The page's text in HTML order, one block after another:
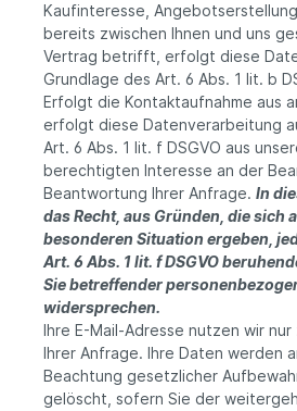
Kaufinteresse,
bereits zwischen Ihnen und uns
Vertrag betrifft, erfolgt diese
Grundlage des Art. 6 Abs. 1 lit. b
Erfolgt die Kontaktaufnahme aus
erfolgt diese Datenverarbeitung
Art. 6 Abs. 1 lit. f DSGVO aus
berechtigten Interesse an der
Beantwortung Ihrer Anfrage. In
das Recht, aus Gründen, die sich
besonderen Situation ergeben,
Art. 6 Abs. 1 lit. f DSGVO
Sie betreffender
widersprechen.
Ihre E-Mail-Adresse nutzen wir
Ihrer Anfrage. Ihre Daten werden
Beachtung gesetzlicher
gelöscht, sofern Sie der